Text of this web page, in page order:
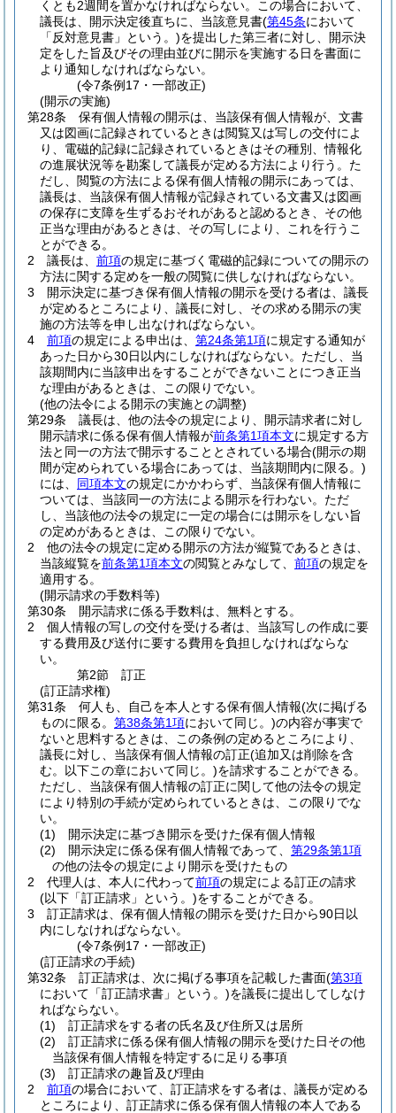
くとも2週間を置かなければならない。
この場合において、
議長は、開示決定後直ちに、当該意見書(第45条において
「反対意見書」という。)を提出した第三者に対し、開示決
定をした旨及びその理由並びに開示を実施する日を書面に
より通知しなければならない。
(令7条例17・一部改正)
(開示の実施)
第28条
保有個人情報の開示は、当該保有個人情報が、文書
又は図画に記録されているときは閲覧又は写しの交付によ
り、電磁的記録に記録されているときはその種別、情報化
の進展状況等を勘案して議長が定める方法により行う。 た
だし、閲覧の方法による保有個人情報の開示にあっては、
議長は、当該保有個人情報が記録されている文書又は図画
の保存に支障を生ずるおそれがあると認めるとき、その他
正当な理由があるときは、その写しにより、これを行うこ
とができる。
2
議長は、 前項の規定に基づく電磁的記録についての開示の
方法に関する定めを一般の閲覧に供しなければならない。
3
開示決定に基づき保有個人情報の開示を受ける者は、議長
が定めるところにより、議長に対し、その求める開示の実
施の方法等を申し出なければならない。
4
前項の規定による申出は、 第24条第1項に規定する通知が
あった日から30日以内にしなければならない。 ただし、当
該期間内に当該申出をすることができないことにつき正当
な理由があるときは、この限りでない。
(他の法令による開示の実施との調整)
第29条
議長は、他の法令の規定により、開示請求者に対し
開示請求に係る保有個人情報が前条第1項本文に規定する方
法と同一の方法で開示することとされている場合(開示の期
間が定められている場合にあっては、当該期間内に限る。)
には、 同項本文の規定にかかわらず、当該保有個人情報に
ついては、当該同一の方法による開示を行わない。 ただ
し、当該他の法令の規定に一定の場合には開示をしない旨
の定めがあるときは、この限りでない。
2
他の法令の規定に定める開示の方法が縦覧であるときは、
当該縦覧を前条第1項本文の閲覧とみなして、 前項の規定を
適用する。
(開示請求の手数料等)
第30条
開示請求に係る手数料は、無料とする。
2
個人情報の写しの交付を受ける者は、当該写しの作成に要
する費用及び送付に要する費用を負担しなければならな
い。
第2節
訂正
(訂正請求権)
第31条
何人も、自己を本人とする保有個人情報(次に掲げる
ものに限る。 第38条第1項において同じ。)の内容が事実で
ないと思料するときは、この条例の定めるところにより、
議長に対し、当該保有個人情報の訂正(追加又は削除を含
む。以下この章において同じ。)を請求することができる。
ただし、当該保有個人情報の訂正に関して他の法令の規定
により特別の手続が定められているときは、この限りでな
い。
(1)
開示決定に基づき開示を受けた保有個人情報
(2)
開示決定に係る保有個人情報であって、 第29条第1項
の他の法令の規定により開示を受けたもの
2
代理人は、本人に代わって前項の規定による訂正の請求
(以下「訂正請求」という。)をすることができる。
3
訂正請求は、保有個人情報の開示を受けた日から90日以
内にしなければならない。
(令7条例17・一部改正)
(訂正請求の手続)
第32条
訂正請求は、次に掲げる事項を記載した書面(第3項
において「訂正請求書」という。)を議長に提出してしなけ
ればならない。
(1)
訂正請求をする者の氏名及び住所又は居所
(2)
訂正請求に係る保有個人情報の開示を受けた日その他
当該保有個人情報を特定するに足りる事項
(3)
訂正請求の趣旨及び理由
2
前項の場合において、訂正請求をする者は、議長が定める
ところにより、訂正請求に係る保有個人情報の本人である